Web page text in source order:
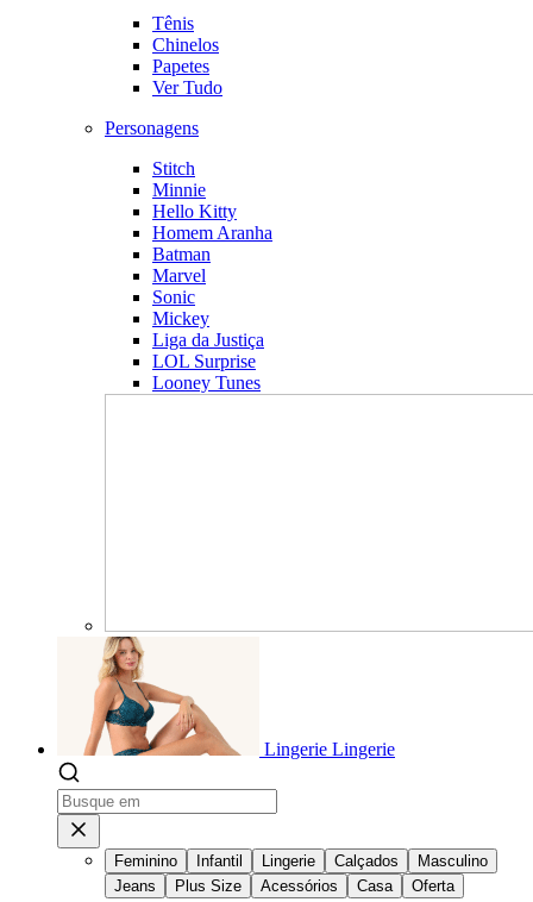
Tênis
Chinelos
Papetes
Ver Tudo
Personagens
Stitch
Minnie
Hello Kitty
Homem Aranha
Batman
Marvel
Sonic
Mickey
Liga da Justiça
LOL Surprise
Looney Tunes
Lingerie Lingerie
Feminino Infantil Lingerie Calçados
Masculino
Jeans
Plus Size Acessórios Casa Oferta